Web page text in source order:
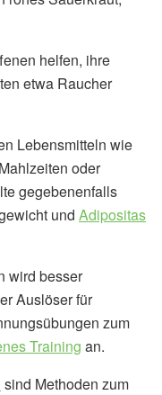
helfen, ihre
etwa Raucher
Lebensmitteln wie
oder
gegebenenfalls
und Adipositas
wird besser
Auslöser für
zum
Training an.
sind Methoden zum